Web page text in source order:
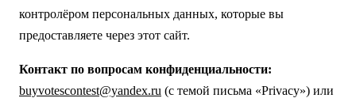
контролёром персональных данных, которые вы
предоставляете через этот сайт.
Контакт по вопросам конфиденциальности:
buyvotescontest@yandex.ru (с темой письма «Privacy») или